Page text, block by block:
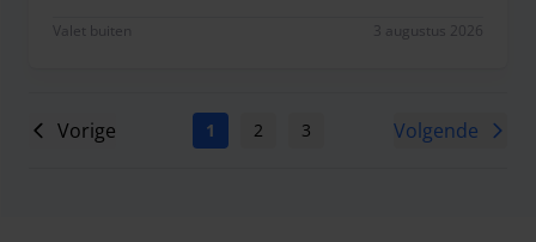
Valet buiten 3 augustus 2026
Vorige 1 2 3 5 6 7
Volgende